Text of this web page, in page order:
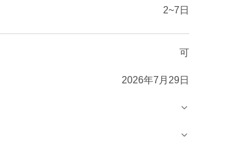
2~7日
可
2026年7月29日